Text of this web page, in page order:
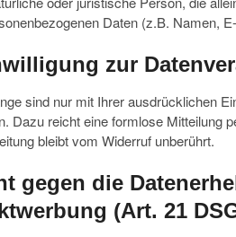
Daten (z.B. Namen,
zur
sind nur mit Ihrer ausdrücklichen
Dazu reicht eine formlose Mitteilung
bleibt vom Widerruf unberührt.
gegen die
(Art. 21